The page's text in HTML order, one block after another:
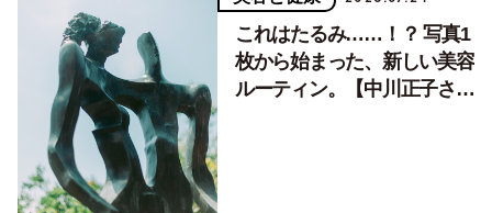
これはたるみ……！？ 写真1
枚から始まった、新しい美容
ルーティン。【中川正子さん